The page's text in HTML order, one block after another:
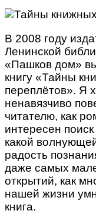
В 2008 году
Ленинской
«Пашков дом»
книгу «Тайны
переплётов». Я
ненавязчиво
читателю, как
интересен поиск
какой
радость
даже самых
открытий, как
нашей жизни
книга.